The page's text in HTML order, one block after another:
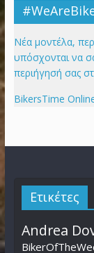
Νέα μοντέλα,
υπόσχονται να
περιήγησή σας
BikersTime
Ετικέτες
Andrea